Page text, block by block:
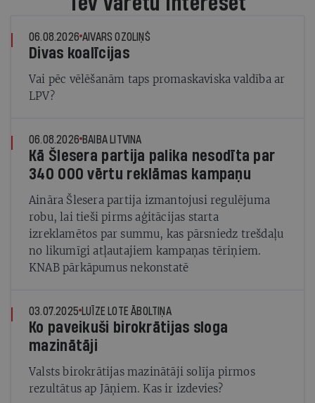
06.08.2026 AIVARS OZOLIŅŠ
Divas koalīcijas
Vai pēc vēlēšanām taps promaskaviska valdība ar
LPV?
06.08.2026 BAIBA LITVINA
Kā Šlesera partija palika nesodīta par
340 000 vērtu reklāmas kampaņu
Aināra Šlesera partija izmantojusi regulējuma
robu, lai tieši pirms aģitācijas starta
izreklamētos par summu, kas pārsniedz trešdaļu
no likumīgi atļautajiem kampaņas tēriņiem.
KNAB pārkāpumus nekonstatē
03.07.2025 LUĪZE LOTE ĀBOLTIŅA
Ko paveikuši birokrātijas sloga
mazinātāji
Valsts birokrātijas mazinātāji solīja pirmos
rezultātus ap Jāņiem. Kas ir izdevies?